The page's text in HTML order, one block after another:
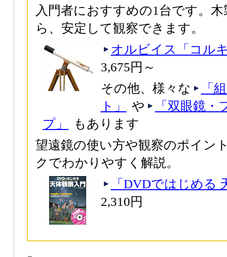
入門者におすすめの1台です。
ら、安定して観察できます。
オルビイス「コル
3,675円～
その他、様々な
「
ト」
や
「双眼鏡
プ」
もあります
望遠鏡の使い方や観察のポイン
クでわかりやすく解説。
「DVDではじめる
2,310円